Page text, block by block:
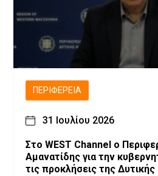
ΠΕΡΙΦΈΡΕΙΑ
31 Ιουλίου 2026
Στο WEST Channel ο
Αμανατίδης για την
τις προκλήσεις της